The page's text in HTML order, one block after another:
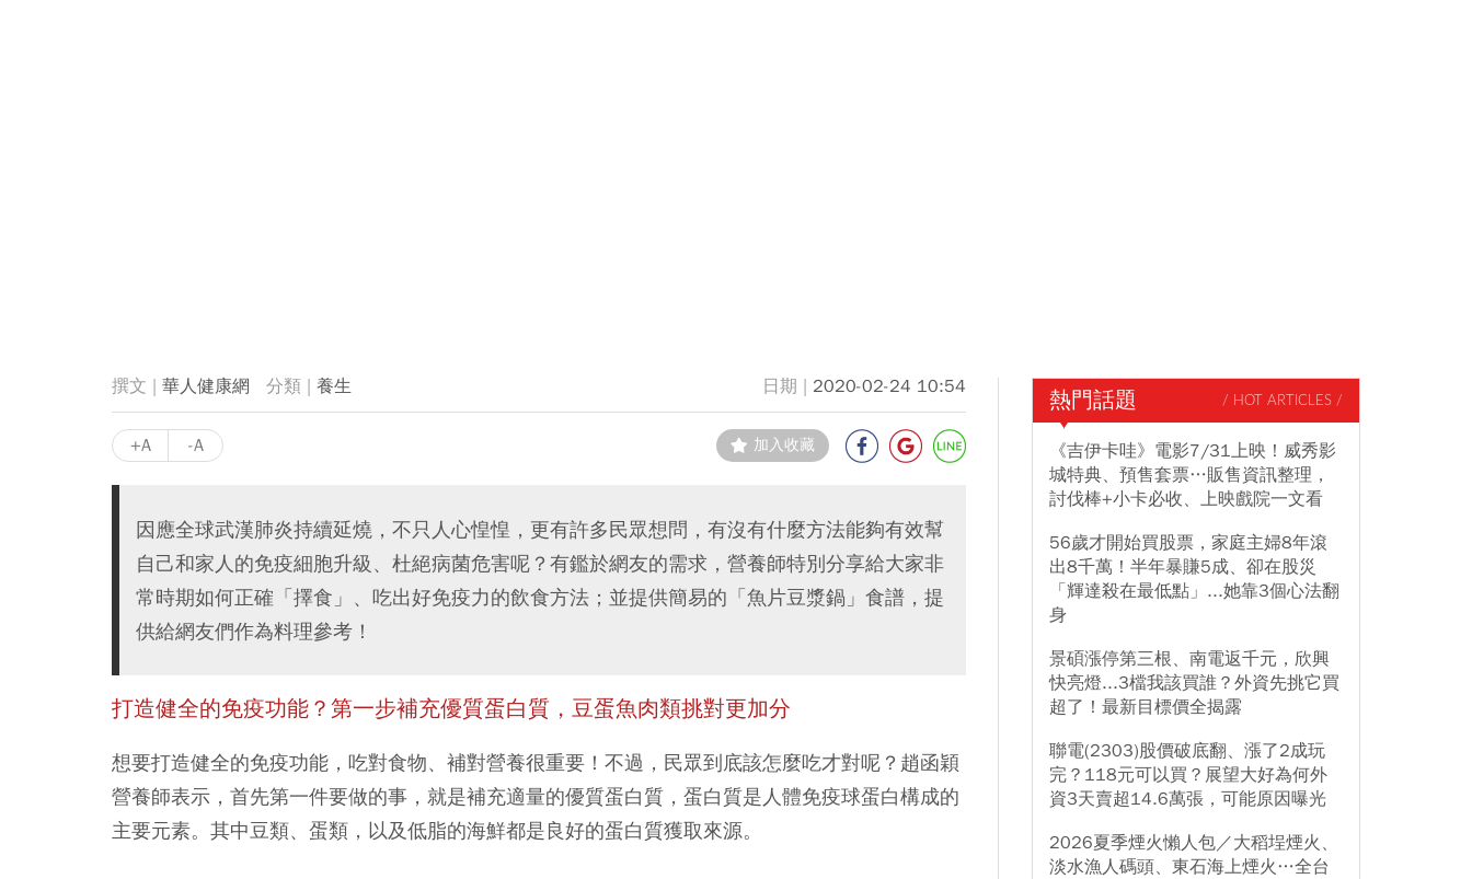
華人健康網 養生 2020-02-24 10:54
+A -A 加入收藏
因應全球武漢肺炎持續延燒，不只人心惶惶，更有許多民眾想問，有沒有什麼方法能夠有效幫
自己和家人的免疫細胞升級、杜絕病菌危害呢？有鑑於網友的需求，營養師特別分享給大家非
常時期如何正確「擇食」、吃出好免疫力的飲食方法；並提供簡易的「魚片豆漿鍋」食譜，提
供給網友們作為料理參考！
打造健全的免疫功能？第一步補充優質蛋白質，豆蛋魚肉類挑對更加分
想要打造健全的免疫功能，吃對食物、補對營養很重要！不過，民眾到底該怎麼吃才對呢？趙函穎
營養師表示，首先第一件要做的事，就是補充適量的優質蛋白質，蛋白質是人體免疫球蛋白構成的
主要元素。其中豆類、蛋類，以及低脂的海鮮都是良好的蛋白質獲取來源。
熱門話題 / HOT ARTICLES /
《吉伊卡哇》電影7/31上映！威秀影
城特典、預售套票…販售資訊整理，
討伐棒+小卡必收、上映戲院一文看
56歲才開始買股票，家庭主婦8年滾
出8千萬！半年暴賺5成、卻在股災
「輝達殺在最低點」...她靠3個心法翻
身
景碩漲停第三根、南電返千元，欣興
快亮燈...3檔我該買誰？外資先挑它買
超了！最新目標價全揭露
聯電(2303)股價破底翻、漲了2成玩
完？118元可以買？展望大好為何外
資3天賣超14.6萬張，可能原因曝光
2026夏季煙火懶人包／大稻埕煙火、
淡水漁人碼頭、東石海上煙火…全台